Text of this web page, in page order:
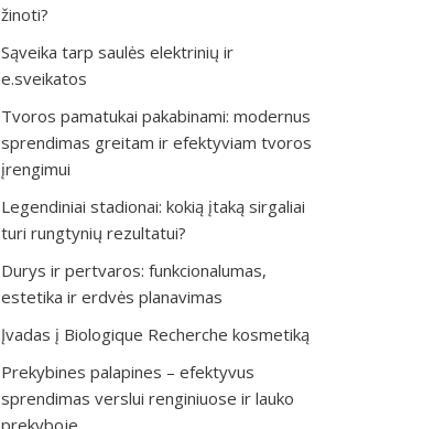
žinoti?
Sąveika tarp saulės elektrinių ir
e.sveikatos
Tvoros pamatukai pakabinami: modernus
sprendimas greitam ir efektyviam tvoros
įrengimui
Legendiniai stadionai: kokią įtaką sirgaliai
turi rungtynių rezultatui?
Durys ir pertvaros: funkcionalumas,
estetika ir erdvės planavimas
Įvadas į Biologique Recherche kosmetiką
Prekybines palapines – efektyvus
sprendimas verslui renginiuose ir lauko
prekyboje